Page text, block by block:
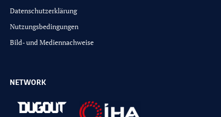
Datenschutzerklärung
Nutzungsbedingungen
Bild- und Mediennachweise
NETWORK